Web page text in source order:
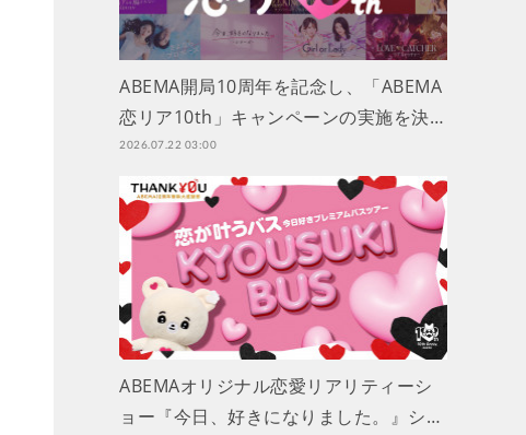
ABEMA開局10周年を記念し、「ABEMA
恋リア10th」キャンペーンの実施を決…
2026.07.22 03:00
ABEMAオリジナル恋愛リアリティーシ
ョー『今日、好きになりました。』シ…